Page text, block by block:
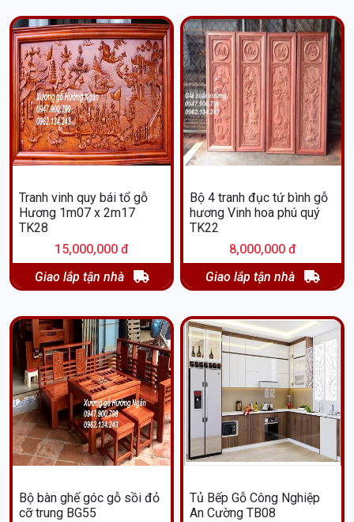
Tranh vinh quy bái tổ gỗ
Hương 1m07 x 2m17
TK28
15,000,000 đ
Giao lắp tận nhà
Bộ 4 tranh đục tứ bình gỗ
hương Vinh hoa phú quý
TK22
8,000,000 đ
Giao lắp tận nhà
Bộ bàn ghế góc gỗ sồi đỏ
cỡ trung BG55
Tủ Bếp Gỗ Công Nghiệp
An Cường TB08